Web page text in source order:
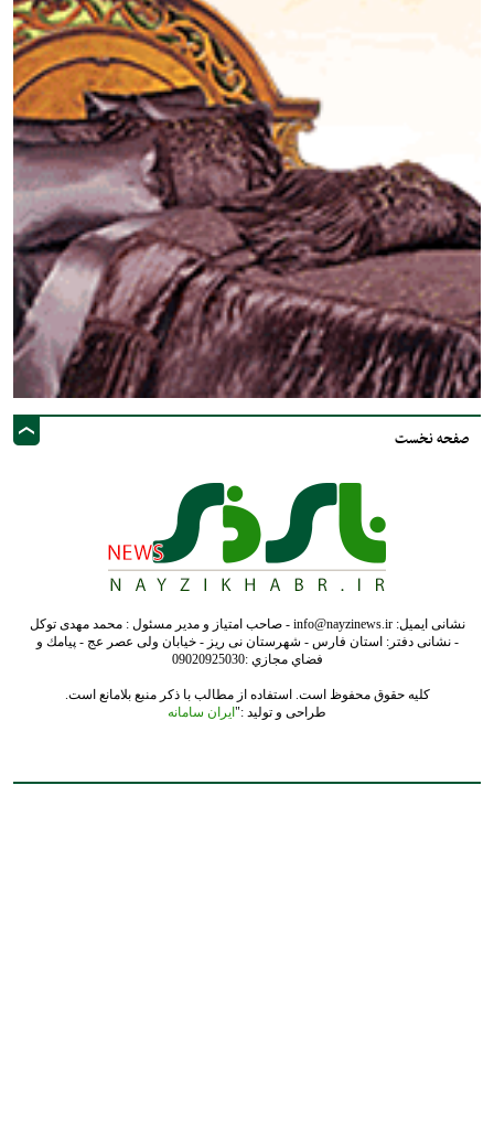
صفحه نخست
نشانی ایمیل: info@nayzinews.ir - صاحب امتیاز و مدیر مسئول : محمد مهدی توکل
- نشانی دفتر: استان فارس - شهرستان نی ریز - خیابان ولی عصر عج - پيامك و
فضاي مجازي :09020925030
کلیه حقوق محفوظ است. استفاده از مطالب با ذکر منبع بلامانع است.
طراحی و تولید :"ایران سامانه